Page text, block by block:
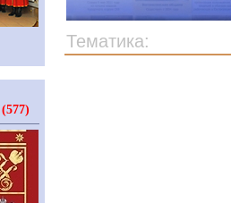
Тематика:
(577)